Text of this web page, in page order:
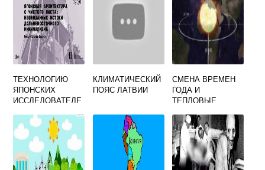
ТЕХНОЛОГИЮ
ЯПОНСКИХ
ИССЛЕДОВАТЕЛЕ
КРИТИКУЮТ ЗА
ТО ЧТО ОНА
ОТВЛЕКАЕТ ОТ
САМОЙ ВАЖНОЙ
ЗАДАЧИ
КЛИМАТИЧЕСКИЙ
ПОЯС ЛАТВИИ
СМЕНА ВРЕМЕН
ГОДА И
ТЕПЛОВЫЕ
ПОЯСА НА ЗЕМЛЕ